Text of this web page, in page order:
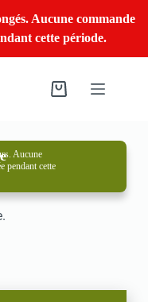
Aucune commande
cette période.
Aucune
pendant cette